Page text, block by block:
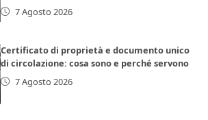
7 Agosto 2026
Certificato di proprietà e documento unico
di circolazione: cosa sono e perché servono
7 Agosto 2026